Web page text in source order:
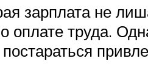
зарплата не
оплате труда.